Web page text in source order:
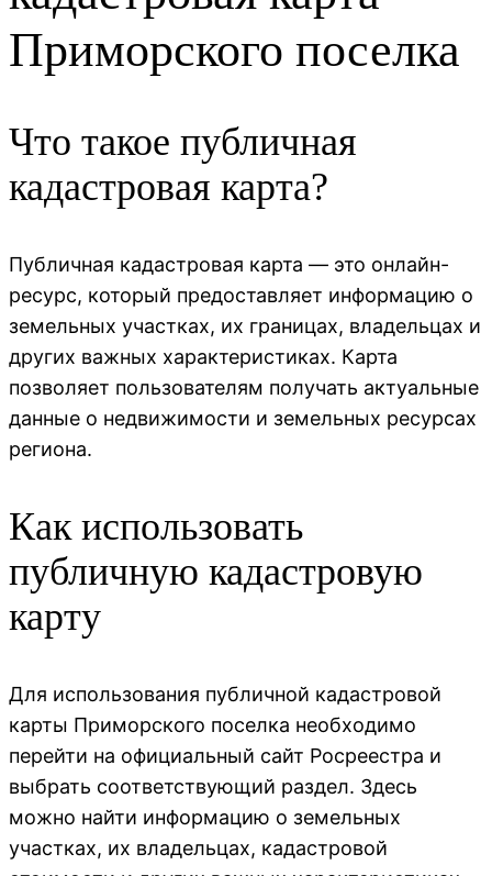
Приморского поселка
Что такое публичная
кадастровая карта?
Публичная кадастровая карта — это онлайн-
ресурс, который предоставляет информацию о
земельных участках, их границах, владельцах и
других важных характеристиках. Карта
позволяет пользователям получать актуальные
данные о недвижимости и земельных ресурсах
региона.
Как использовать
публичную кадастровую
карту
Для использования публичной кадастровой
карты Приморского поселка необходимо
перейти на официальный сайт Росреестра и
выбрать соответствующий раздел. Здесь
можно найти информацию о земельных
участках, их владельцах, кадастровой